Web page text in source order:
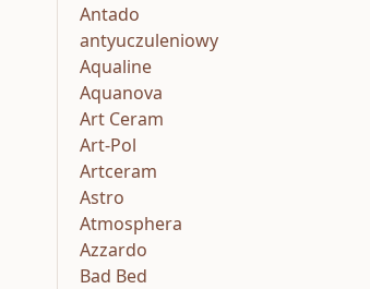
Antado
antyuczuleniowy
Aqualine
Aquanova
Art Ceram
Art-Pol
Artceram
Astro
Atmosphera
Azzardo
Bad Bed